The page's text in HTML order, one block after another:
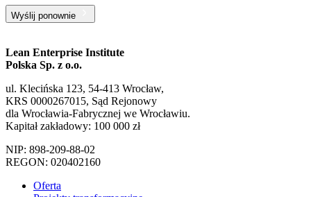
Wyślij ponownie
Lean Enterprise Institute
Polska Sp. z o.o.
ul. Klecińska 123, 54-413 Wrocław,
KRS 0000267015, Sąd Rejonowy
dla Wrocławia-Fabrycznej we Wrocławiu.
Kapitał zakładowy: 100 000 zł
NIP: 898-209-88-02
REGON: 020402160
Oferta